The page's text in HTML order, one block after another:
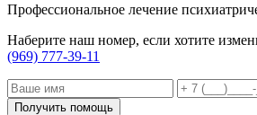
Профессиональное лечение
Наберите наш номер, если хотите
(969) 777-39-11
Получить помощь